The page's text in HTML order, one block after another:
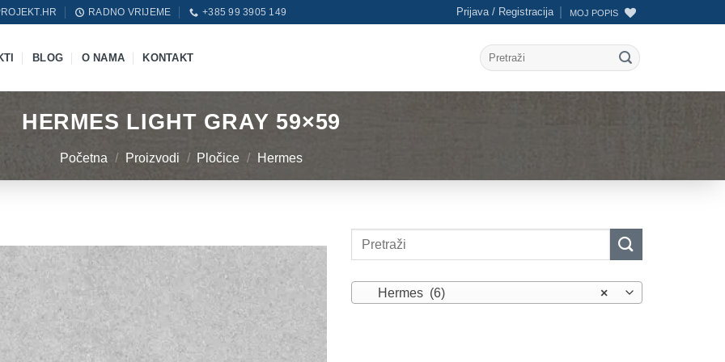
RADNO VRIJEME +385 99 3905 149 Prijava / Registracija MOJ POPIS
BLOG O NAMA KONTAKT
Pretraži:
HERMES LIGHT GRAY 59×59
Početna / Proizvodi / Pločice / Hermes
Pretraži:
×
Hermes (6)